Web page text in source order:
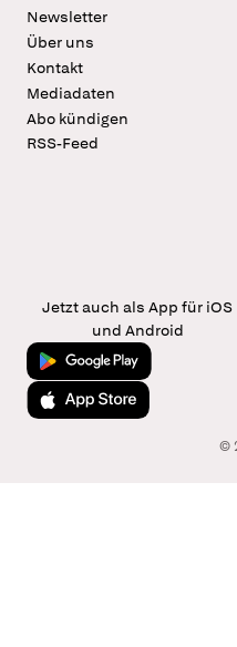
Newsletter
Über uns
Kontakt
Mediadaten
Abo kündigen
RSS-Feed
Jetzt auch als App für iOS
und Android
Jetzt bei Google Play
Laden im App Store
©